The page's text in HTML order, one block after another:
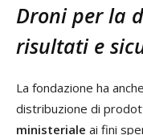
Droni per la
risultati e
La fondazione ha
distribuzione di
ministeriale ai fini